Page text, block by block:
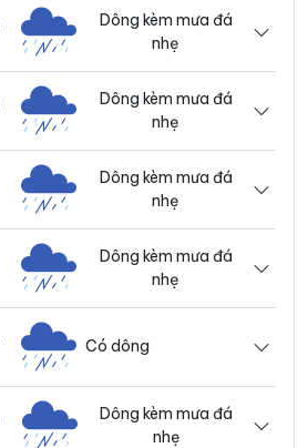
Dông kèm mưa đá
nhẹ
Dông kèm mưa đá
nhẹ
Dông kèm mưa đá
nhẹ
Dông kèm mưa đá
nhẹ
Có dông
Dông kèm mưa đá
nhẹ